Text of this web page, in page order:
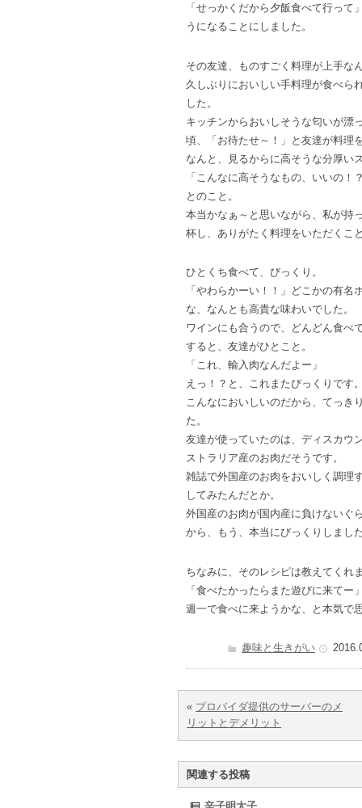
「せっかくだから夕飯食べて行っ
うになることにしました。
その友達、ものすごく料理が上手な
久しぶりにおいしい手料理が食べら
した。
キッチンからおいしそうな匂いが漂
頃、「お待たせ～！」と友達が料理
なんと、見るからに高そうな分厚い
「こんなに高そうなもの、いいの
とのこと。
本当かなぁ～と思いながら、私が持
杯し、ありがたく料理をいただくこ
ひとくち食べて、びっくり。
「やわらかーい！！」どこかの有
な、なんとも高貴な味わいでした。
ワインにも合うので、どんどん食べ
すると、友達がひとこと。
「これ、輸入肉なんだよー」
えっ！？と、これまたびっくりです
こんなにおいしいのだから、てっき
た。
友達が使っていたのは、ディスカウ
ストラリア産のお肉だそうです。
雑誌で外国産のお肉をおいしく調理
してみたんだとか。
外国産のお肉が国内産に負けないぐ
から、もう、本当にびっくりしまし
ちなみに、そのレシピは教えてくれ
「食べたかったらまた遊びに来てー
週一で食べに来ようかな、と本気で
趣味と生きがい
« プロバイダ提供のサーバーのメ
リットとデメリット
関連する投稿